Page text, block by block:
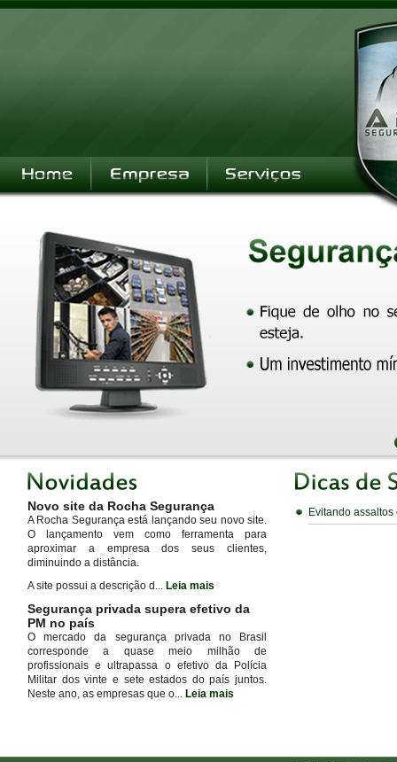
Novo site da Rocha Segurança
A Rocha Segurança está lançando seu novo site.
O lançamento vem como ferramenta para
aproximar a empresa dos seus clientes,
diminuindo a distância.
A site possui a descrição d... Leia mais
Segurança privada supera efetivo da
PM no país
O mercado da segurança privada no Brasil
corresponde a quase meio milhão de
profissionais e ultrapassa o efetivo da Polícia
Militar dos vinte e sete estados do país juntos.
Neste ano, as empresas que o... Leia mais
Evitando